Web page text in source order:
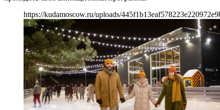
https://kudamoscow.ru/uploads/